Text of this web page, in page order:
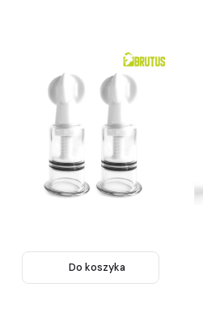
Do koszyka